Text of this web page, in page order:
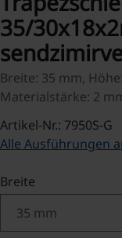
35/
Breite: 35 mm,
Materialstärke: 2
Artikel-Nr.: 7950S-G
Alle Ausführungen
Breite